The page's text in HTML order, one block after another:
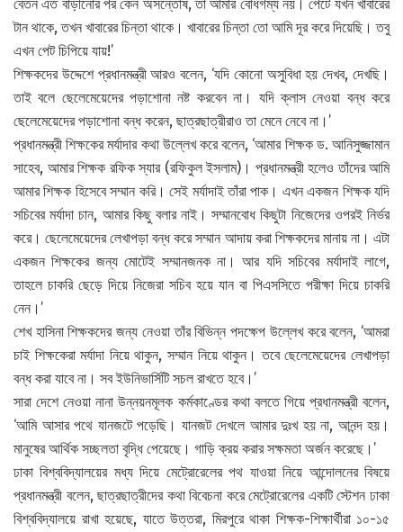
বেতন এত বাড়ানোর পর কেন অসন্তোষ, তা আমার বোধগম্য নয়। পেটে যখন খাবারের
টান থাকে, তখন খাবারের চিন্তা থাকে। খাবারের চিন্তা তো আমি দূর করে দিয়েছি। তবু
এখন পেট চিপিয়ে যায়!’
শিক্ষকদের উদ্দেশে প্রধানমন্ত্রী আরও বলেন, ‘যদি কোনো অসুবিধা হয় দেখব, দেখছি।
তাই বলে ছেলেমেয়েদের পড়াশোনা নষ্ট করবেন না। যদি ক্লাস নেওয়া বন্ধ করে
ছেলেমেয়েদের পড়াশোনা বন্ধ করেন, ছাত্রছাত্রীরাও তা মেনে নেবে না।’
প্রধানমন্ত্রী শিক্ষকের মর্যাদার কথা উল্লেখ করে বলেন, ‘আমার শিক্ষক ড. আনিসুজ্জামান
সাহেব, আমার শিক্ষক রফিক স্যার (রফিকুল ইসলাম)। প্রধানমন্ত্রী হলেও তাঁদের আমি
আমার শিক্ষক হিসেবে সম্মান করি। সেই মর্যাদাই তাঁরা পাক। এখন একজন শিক্ষক যদি
সচিবের মর্যাদা চান, আমার কিছু বলার নাই। সম্মানবোধ কিছুটা নিজেদের ওপরই নির্ভর
করে। ছেলেমেয়েদের লেখাপড়া বন্ধ করে সম্মান আদায় করা শিক্ষকদের মানায় না। এটা
একজন শিক্ষকের জন্য মোটেই সম্মানজনক না। আর যদি সচিবের মর্যাদাই লাগে,
তাহলে চাকরি ছেড়ে দিয়ে নিজেরা সচিব হয়ে যান বা পিএসসিতে পরীক্ষা দিয়ে চাকরি
নেন।’
শেখ হাসিনা শিক্ষকদের জন্য নেওয়া তাঁর বিভিন্ন পদক্ষেপ উল্লেখ করে বলেন, ‘আমরা
চাই শিক্ষকেরা মর্যাদা নিয়ে থাকুন, সম্মান নিয়ে থাকুন। তবে ছেলেমেয়েদের লেখাপড়া
বন্ধ করা যাবে না। সব ইউনিভার্সিটি সচল রাখতে হবে।’
সারা দেশে নেওয়া নানা উন্নয়নমূলক কর্মকাণ্ডের কথা বলতে গিয়ে প্রধানমন্ত্রী বলেন,
‘আমি আসার পথে যানজটে পড়েছি। যানজট দেখলে আমার দুঃখ হয় না, আনন্দ হয়।
মানুষের আর্থিক সচ্ছলতা বৃদ্ধি পেয়েছে। গাড়ি ক্রয় করার সক্ষমতা অর্জন করেছে।’
ঢাকা বিশ্ববিদ্যালয়ের মধ্য দিয়ে মেট্রোরেলের পথ যাওয়া নিয়ে আন্দোলনের বিষয়ে
প্রধানমন্ত্রী বলেন, ছাত্রছাত্রীদের কথা বিবেচনা করে মেট্রোরেলের একটি স্টেশন ঢাকা
বিশ্ববিদ্যালয়ে রাখা হয়েছে, যাতে উত্তরা, মিরপুরে থাকা শিক্ষক-শিক্ষার্থীরা ১০-১৫